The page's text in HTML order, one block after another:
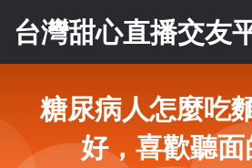
台灣甜心直播交友
糖尿病人怎麼吃
好，喜歡聽